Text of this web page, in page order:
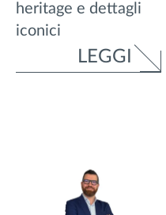
heritage e dettagli
iconici
LEGGI